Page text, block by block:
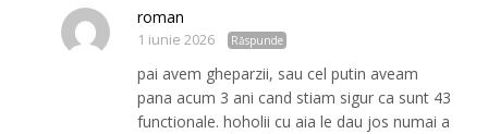
roman
1 iunie 2026 Răspunde
pai avem gheparzii, sau cel putin aveam
pana acum 3 ani cand stiam sigur ca sunt 43
functionale. hoholii cu aia le dau jos numai a